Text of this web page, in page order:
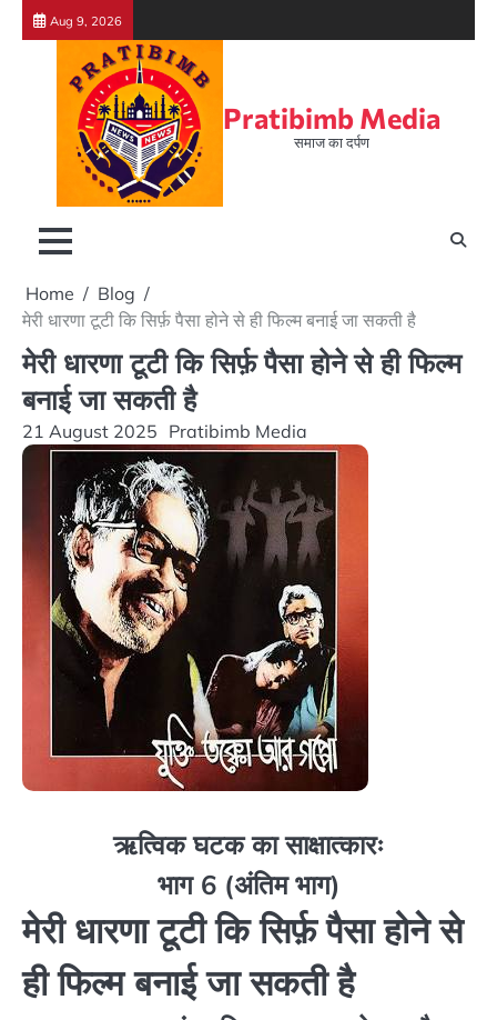
Skip
Aug 9, 2026
Pratibimb Media
समाज का दर्पण
Home
Blog
मेरी धारणा टूटी कि सिर्फ़ पैसा होने से ही फिल्म बनाई जा सकती है
मेरी धारणा टूटी कि सिर्फ़ पैसा होने से ही फिल्म
बनाई जा सकती है
21 August 2025 Pratibimb Media
ऋत्विक घटक का साक्षात्कारः
भाग 6 (अंतिम भाग)
मेरी धारणा टूटी कि सिर्फ़ पैसा होने से
ही फिल्म बनाई जा सकती है